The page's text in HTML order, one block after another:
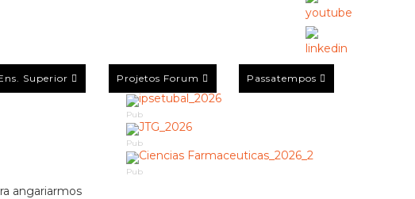
Superior Projetos Forum Passatempos
angariarmos
Pub
Pub
Pub